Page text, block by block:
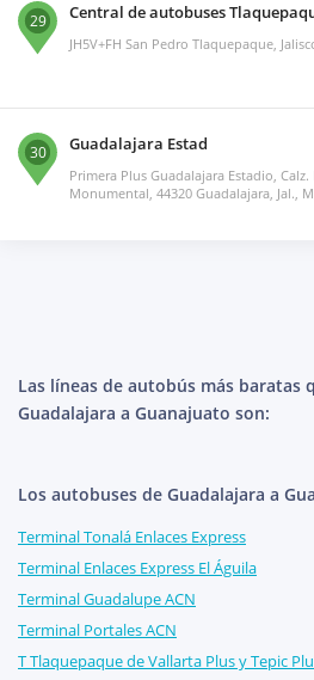
29 Central de autobuses
JH5V+FH San Pedro Tlaquepaque,
30 Guadalajara Estad
Primera Plus Guadalajara Estadio,
Monumental, 44320 Guadalajara, Jal.,
Las líneas de autobús más baratas
Guadalajara a Guanajuato son:
Los autobuses de Guadalajara a
Terminal Tonalá Enlaces Express
Terminal Enlaces Express El Águila
Terminal Guadalupe ACN
Terminal Portales ACN
T Tlaquepaque de Vallarta Plus y Tepic